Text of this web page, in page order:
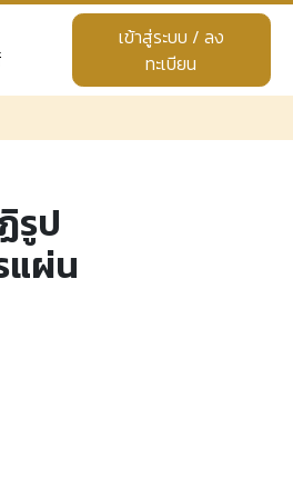
เข้าสู่ระบบ / ลง
ทะเบียน
รูป
แผ่น